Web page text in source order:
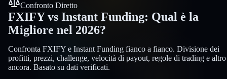
Confronto Diretto
FXIFYvs Instant Funding: Qual è la
Migliore nel 2026?
Confronta FXIFY e Instant Funding fianco a fianco. Divisione dei
profitti, prezzi, challenge, velocità di payout, regole di trading e altro
ancora. Basato su dati verificati.